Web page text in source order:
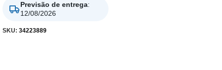
Previsão de entrega:
12/08/2026
SKU: 34223889